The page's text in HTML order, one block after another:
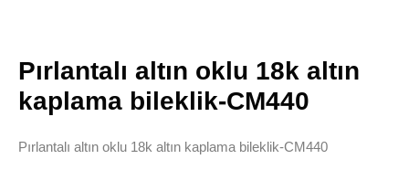
Pırlantalı altın oklu 18k altın
kaplama bileklik-CM440
Pırlantalı altın oklu 18k altın kaplama bileklik-CM440